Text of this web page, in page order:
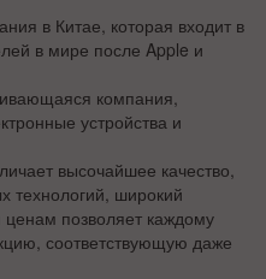
в Китае, которая входит в
в мире после Apple и
компания,
устройства и
высочайшее качество,
технологий, широкий
позволяет каждому
соответствующую даже